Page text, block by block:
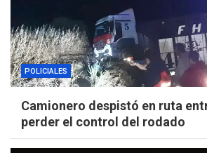
POLICIALES
Camionero despistó en ruta
perder el control del rodado